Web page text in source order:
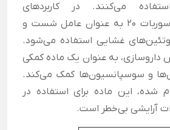
می‌کنند. در کاربردهای
بیوشیمیایی، از پلی‌سوربات 20 به عنوان عامل شست و
غشایی استفاده می‌شود.
داروسازی، به عنوان یک ماده کمکی
و سوسپانسیون‌ها کمک می‌کند.
شده، این ماده برای استفاده در
آرایشی بی‌خطر است.